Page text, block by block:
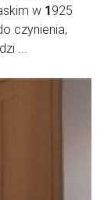
w 1925
czynienia,
...